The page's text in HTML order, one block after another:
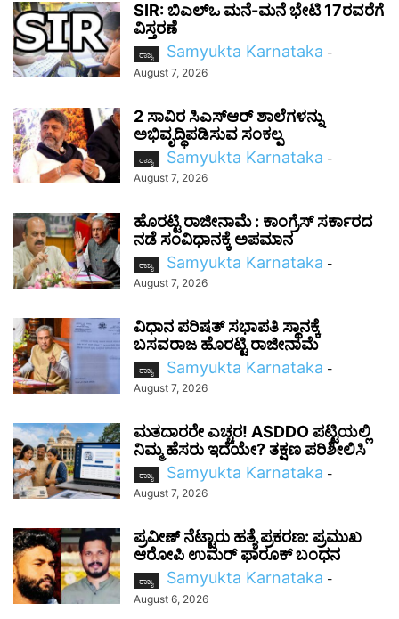
SIR: ಬಿಎಲ್ಒ ಮನೆ-ಮನೆ ಭೇಟಿ 17ರವರೆಗೆ
ವಿಸ್ತರಣೆ
ರಾಜ್ಯ Samyukta Karnataka -
August 7, 2026
2 ಸಾವಿರ ಸಿಎಸ್‌ಆರ್ ಶಾಲೆಗಳನ್ನು
ಅಭಿವೃದ್ಧಿಪಡಿಸುವ ಸಂಕಲ್ಪ
ರಾಜ್ಯ Samyukta Karnataka -
August 7, 2026
ಹೊರಟ್ಟಿ ರಾಜೀನಾಮೆ : ಕಾಂಗ್ರೆಸ್ ಸರ್ಕಾರದ
ನಡೆ ಸಂವಿಧಾನಕ್ಕೆ ಅಪಮಾನ
ರಾಜ್ಯ Samyukta Karnataka -
August 7, 2026
ವಿಧಾನ ಪರಿಷತ್ ಸಭಾಪತಿ ಸ್ಥಾನಕ್ಕೆ
ಬಸವರಾಜ ಹೊರಟ್ಟಿ ರಾಜೀನಾಮೆ
ರಾಜ್ಯ Samyukta Karnataka -
August 7, 2026
ಮತದಾರರೇ ಎಚ್ಚರ! ASDDO ಪಟ್ಟಿಯಲ್ಲಿ
ನಿಮ್ಮ ಹೆಸರು ಇದೆಯೇ? ತಕ್ಷಣ ಪರಿಶೀಲಿಸಿ
ರಾಜ್ಯ Samyukta Karnataka -
August 7, 2026
ಪ್ರವೀಣ್ ನೆಟ್ಟಾರು ಹತ್ಯೆ ಪ್ರಕರಣ: ಪ್ರಮುಖ
ಆರೋಪಿ ಉಮರ್ ಫಾರೂಕ್ ಬಂಧನ
ರಾಜ್ಯ Samyukta Karnataka -
August 6, 2026